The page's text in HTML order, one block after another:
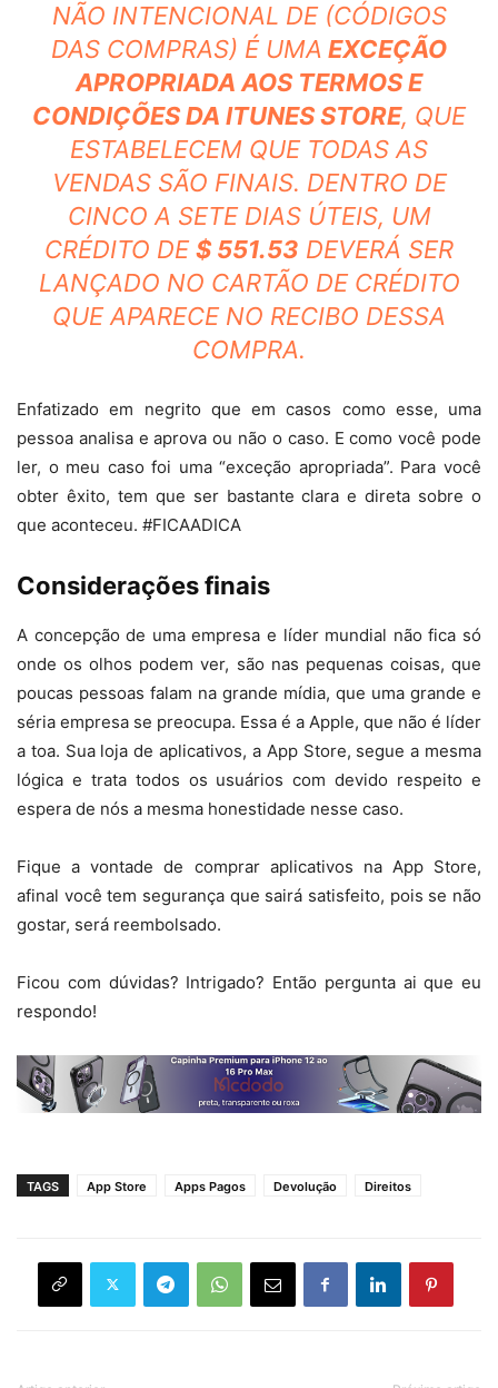
NÃO INTENCIONAL DE (CÓDIGOS
DAS COMPRAS) É UMA EXCEÇÃO
APROPRIADA AOS TERMOS E
CONDIÇÕES DA ITUNES STORE, QUE
ESTABELECEM QUE TODAS AS
VENDAS SÃO FINAIS. DENTRO DE
CINCO A SETE DIAS ÚTEIS, UM
CRÉDITO DE$ 551.53 DEVERÁ SER
LANÇADO NO CARTÃO DE CRÉDITO
QUE APARECE NO RECIBO DESSA
COMPRA.
Enfatizado em negrito que em casos como esse, uma
pessoa analisa e aprova ou não o caso. E como você pode
ler, o meu caso foi uma “exceção apropriada”. Para você
obter êxito, tem que ser bastante clara e direta sobre o
que aconteceu. #FICAADICA
Considerações finais
A concepção de uma empresa e líder mundial não fica só
onde os olhos podem ver, são nas pequenas coisas, que
poucas pessoas falam na grande mídia, que uma grande e
séria empresa se preocupa. Essa é a Apple, que não é líder
a toa. Sua loja de aplicativos, a App Store, segue a mesma
lógica e trata todos os usuários com devido respeito e
espera de nós a mesma honestidade nesse caso.
Fique a vontade de comprar aplicativos na App Store,
afinal você tem segurança que sairá satisfeito, pois se não
gostar, será reembolsado.
Ficou com dúvidas? Intrigado? Então pergunta ai que eu
respondo!
TAGS App Store Apps Pagos Devolução Direitos